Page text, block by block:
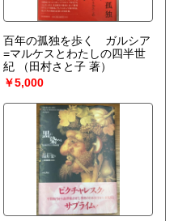
百年の孤独を歩く ガルシア
=マルケスとわたしの四半世
紀
（田村さと子 著）
￥5,000